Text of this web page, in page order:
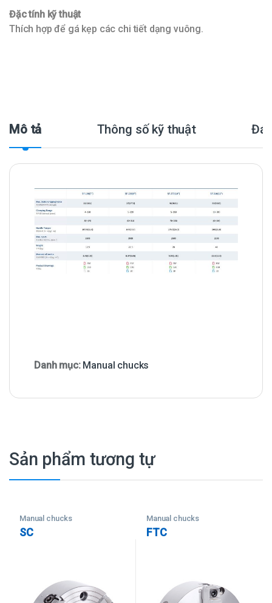
Đặc tính kỹ thuật
Thích hợp để gá kẹp các chi tiết dạng vuông.
Mô tả Thông số kỹ thuật
Danh mục: Manual chucks
Sản phẩm tương tự
Manual chucks
SC
Manual chucks
FTC